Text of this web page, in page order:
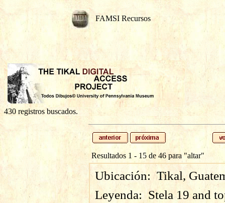
FAMSI Recursos
430 registros buscados.
Resultados 1 - 15 de 46 para "altar"
Ubicación: Tikal,
Leyenda:Stela 19 and